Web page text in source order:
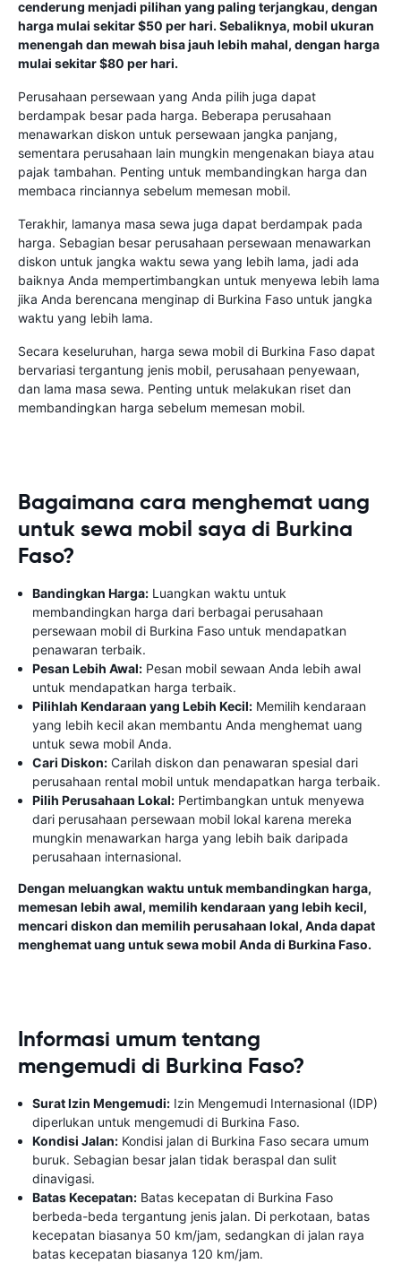
cenderung menjadi pilihan yang paling terjangkau, dengan
harga mulai sekitar $50 per hari. Sebaliknya, mobil ukuran
menengah dan mewah bisa jauh lebih mahal, dengan harga
mulai sekitar $80 per hari.
Perusahaan persewaan yang Anda pilih juga dapat
berdampak besar pada harga. Beberapa perusahaan
menawarkan diskon untuk persewaan jangka panjang,
sementara perusahaan lain mungkin mengenakan biaya atau
pajak tambahan. Penting untuk membandingkan harga dan
membaca rinciannya sebelum memesan mobil.
Terakhir, lamanya masa sewa juga dapat berdampak pada
harga. Sebagian besar perusahaan persewaan menawarkan
diskon untuk jangka waktu sewa yang lebih lama, jadi ada
baiknya Anda mempertimbangkan untuk menyewa lebih lama
jika Anda berencana menginap di Burkina Faso untuk jangka
waktu yang lebih lama.
Secara keseluruhan, harga sewa mobil di Burkina Faso dapat
bervariasi tergantung jenis mobil, perusahaan penyewaan,
dan lama masa sewa. Penting untuk melakukan riset dan
membandingkan harga sebelum memesan mobil.
Bagaimana cara menghemat uang
untuk sewa mobil saya di Burkina
Faso?
Bandingkan Harga: Luangkan waktu untuk
membandingkan harga dari berbagai perusahaan
persewaan mobil di Burkina Faso untuk mendapatkan
penawaran terbaik.
Pesan Lebih Awal: Pesan mobil sewaan Anda lebih awal
untuk mendapatkan harga terbaik.
Pilihlah Kendaraan yang Lebih Kecil: Memilih kendaraan
yang lebih kecil akan membantu Anda menghemat uang
untuk sewa mobil Anda.
Cari Diskon: Carilah diskon dan penawaran spesial dari
perusahaan rental mobil untuk mendapatkan harga terbaik.
Pilih Perusahaan Lokal: Pertimbangkan untuk menyewa
dari perusahaan persewaan mobil lokal karena mereka
mungkin menawarkan harga yang lebih baik daripada
perusahaan internasional.
Dengan meluangkan waktu untuk membandingkan harga,
memesan lebih awal, memilih kendaraan yang lebih kecil,
mencari diskon dan memilih perusahaan lokal, Anda dapat
menghemat uang untuk sewa mobil Anda di Burkina Faso.
Informasi umum tentang
mengemudi di Burkina Faso?
Surat Izin Mengemudi: Izin Mengemudi Internasional (IDP)
diperlukan untuk mengemudi di Burkina Faso.
Kondisi Jalan: Kondisi jalan di Burkina Faso secara umum
buruk. Sebagian besar jalan tidak beraspal dan sulit
dinavigasi.
Batas Kecepatan: Batas kecepatan di Burkina Faso
berbeda-beda tergantung jenis jalan. Di perkotaan, batas
kecepatan biasanya 50 km/jam, sedangkan di jalan raya
batas kecepatan biasanya 120 km/jam.